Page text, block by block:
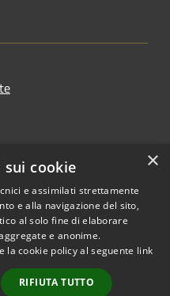
Copyright © 2026 • Comune di
Ariccia • Powered by
Municipium•
Accesso
×
cookie
e assimilati strettamente
e alla navigazione del sito,
al solo fine di elaborare
e anonime.
la cookie policy al seguente link
RIFIUTA TUTTO